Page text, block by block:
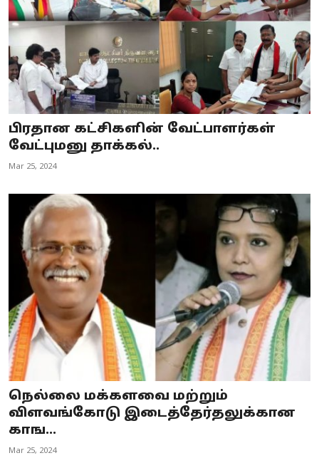
பிரதான கட்சிகளின் வேட்பாளர்கள்
வேட்புமனு தாக்கல்..
Mar 25, 2024
நெல்லை மக்களவை மற்றும்
விளவங்கோடு இடைத்தேர்தலுக்கான
காங...
Mar 25, 2024